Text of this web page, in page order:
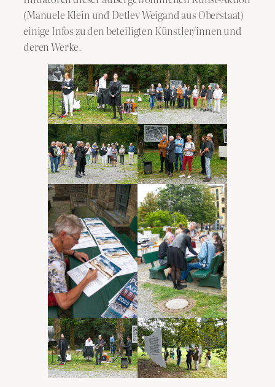
(Manuele Klein und Detlev Weigand aus Oberstaat)
einige Infos zu den beteiligten Künstler/innen und
deren Werke.